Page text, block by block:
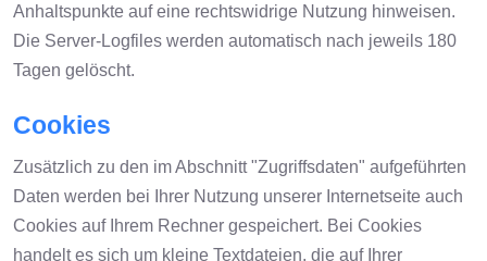
Anhaltspunkte auf eine rechtswidrige Nutzung hinweisen.
Die Server-Logfiles werden automatisch nach jeweils 180
Tagen gelöscht.
Cookies
Zusätzlich zu den im Abschnitt "Zugriffsdaten" aufgeführten
Daten werden bei Ihrer Nutzung unserer Internetseite auch
Cookies auf Ihrem Rechner gespeichert. Bei Cookies
handelt es sich um kleine Textdateien, die auf Ihrer